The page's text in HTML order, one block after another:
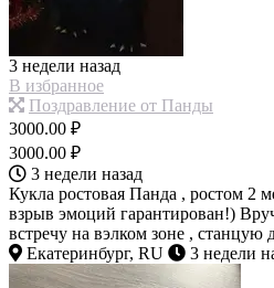
3 недели назад
В избранное
Поздравление от Панды
3000.00 ₽
3000.00 ₽
3 недели назад
Кукла ростовая Панда , ростом 2
взрыв эмоций гарантирован!)
встречу на вэлком зоне , станцую
Екатеринбург, RU
3 недели